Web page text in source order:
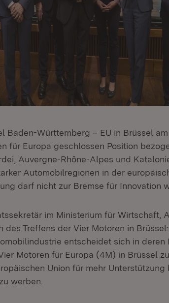
Baden-Württemberg – EU in Brüssel
für Europa geschlossen Position
Auvergne-Rhône-Alpes und
Automobilregionen in der
darf nicht zur Bremse für Innovation
im Ministerium für Wirtschaft,
des Treffens der Vier Motoren in
entscheidet sich in deren
Motoren für Europa (4M) in Brüssel
Union für mehr
werben.